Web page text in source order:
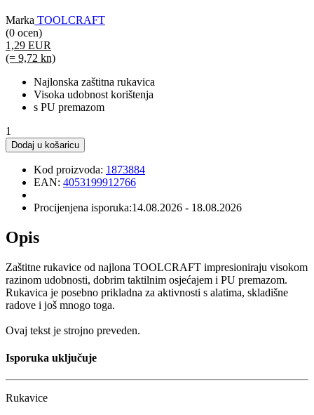
Marka TOOLCRAFT
(0 ocen)
1,29 EUR
(= 9,72 kn)
Najlonska zaštitna rukavica
Visoka udobnost korištenja
s PU premazom
1
Dodaj u košaricu
Kod proizvoda: 1873884
EAN: 4053199912766
Procijenjena isporuka:14.08.2026 - 18.08.2026
Opis
Zaštitne rukavice od najlona TOOLCRAFT impresioniraju visokom
razinom udobnosti, dobrim taktilnim osjećajem i PU premazom.
Rukavica je posebno prikladna za aktivnosti s alatima, skladišne
radove i još mnogo toga.
Ovaj tekst je strojno preveden.
Isporuka uključuje
Rukavice